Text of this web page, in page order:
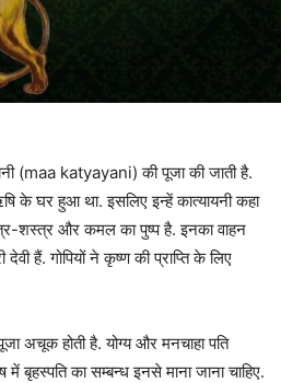
(maa katyayani) की पूजा की जाती है.
के घर हुआ था. इसलिए इन्हें कात्यायनी कहा
शस्त्र और कमल का पुष्प है. इनका वाहन
हैं. गोपियों ने कृष्ण की प्राप्ति के लिए
अचूक होती है. योग्य और मनचाहा पति
में बृहस्पति का सम्बन्ध इनसे माना जाना चाहिए.